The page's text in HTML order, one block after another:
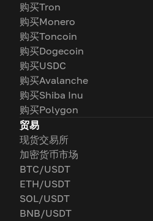
购买Tron
购买Monero
购买Toncoin
购买Dogecoin
购买USDC
购买Avalanche
购买Shiba Inu
购买Polygon
贸易
现货交易所
加密货币市场
BTC/USDT
ETH/USDT
SOL/USDT
BNB/USDT